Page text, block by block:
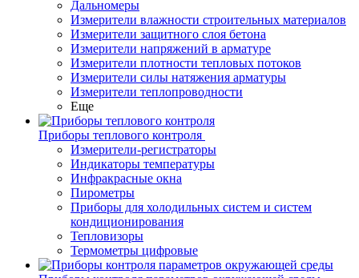
Дальномеры
Измерители влажности строительных материалов
Измерители защитного слоя бетона
Измерители напряжений в арматуре
Измерители плотности тепловых потоков
Измерители силы натяжения арматуры
Измерители теплопроводности
Еще
Приборы теплового контроля
Измерители-регистраторы
Индикаторы температуры
Инфракрасные окна
Пирометры
Приборы для холодильных систем и систем
кондиционирования
Тепловизоры
Термометры цифровые